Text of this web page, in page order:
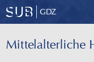
GDZ
Mittelalterliche